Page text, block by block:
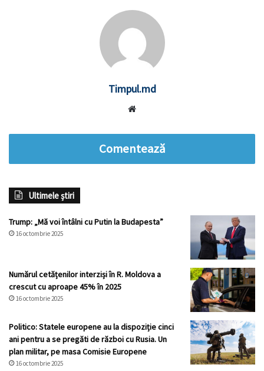
Timpul.md
Comentează
Ultimele știri
Trump: „Mă voi întâlni cu Putin la Budapesta”
16 octombrie 2025
Numărul cetățenilor interziși în R. Moldova a
crescut cu aproape 45% în 2025
16 octombrie 2025
Politico: Statele europene au la dispoziție cinci
ani pentru a se pregăti de război cu Rusia. Un
plan militar, pe masa Comisie Europene
16 octombrie 2025